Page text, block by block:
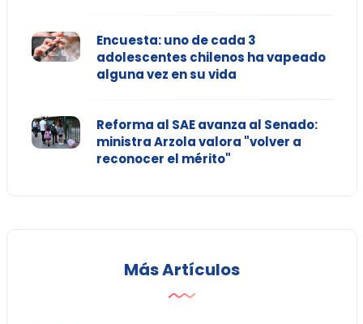
Encuesta: uno de cada 3
adolescentes chilenos ha vapeado
alguna vez en su vida
Reforma al SAE avanza al Senado:
ministra Arzola valora "volver a
reconocer el mérito"
Más Artículos